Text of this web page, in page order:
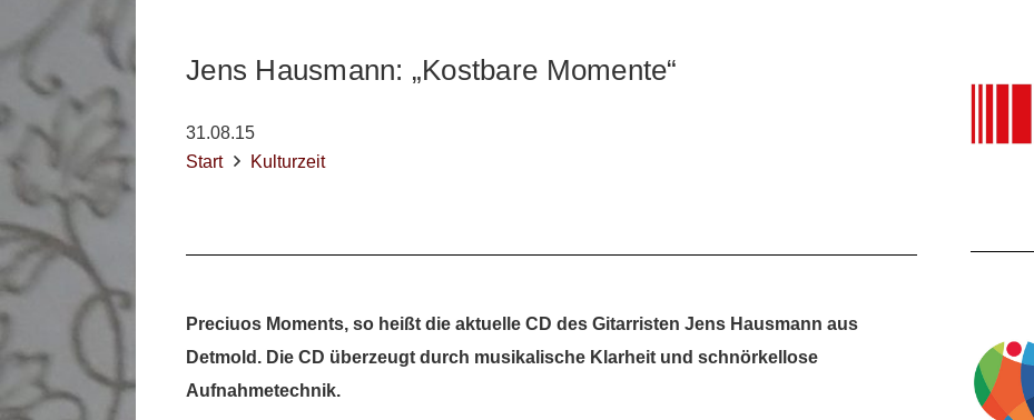
Jens Hausmann: „Kostbare Momente“
31.08.15
Start
Kulturzeit
Preciuos Moments, so heißt die aktuelle CD des Gitarristen Jens Hausmann aus
Detmold. Die CD überzeugt durch musikalische Klarheit und schnörkellose
Aufnahmetechnik.